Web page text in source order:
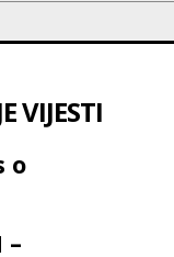
VIJESTI
o
–